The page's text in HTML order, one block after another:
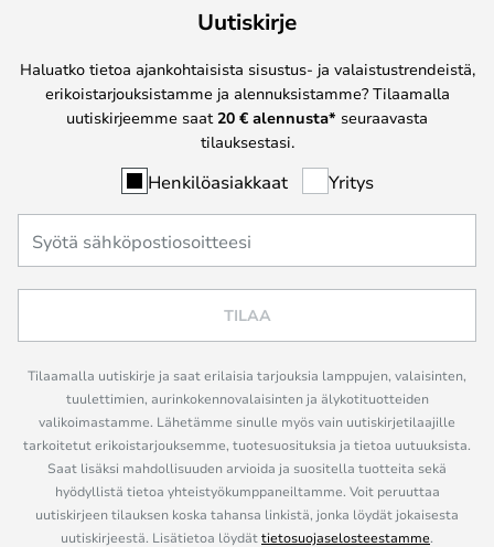
Uutiskirje
Haluatko tietoa ajankohtaisista sisustus- ja valaistustrendeistä,
erikoistarjouksistamme ja alennuksistamme? Tilaamalla
uutiskirjeemme saat 20 € alennusta* seuraavasta
tilauksestasi.
Henkilöasiakkaat Yritys
TILAA
Tilaamalla uutiskirje ja saat erilaisia tarjouksia lamppujen, valaisinten,
tuulettimien, aurinkokennovalaisinten ja älykotituotteiden
valikoimastamme. Lähetämme sinulle myös vain uutiskirjetilaajille
tarkoitetut erikoistarjouksemme, tuotesuosituksia ja tietoa uutuuksista.
Saat lisäksi mahdollisuuden arvioida ja suositella tuotteita sekä
hyödyllistä tietoa yhteistyökumppaneiltamme. Voit peruuttaa
uutiskirjeen tilauksen koska tahansa linkistä, jonka löydät jokaisesta
uutiskirjeestä. Lisätietoa löydättietosuojaselosteestamme.